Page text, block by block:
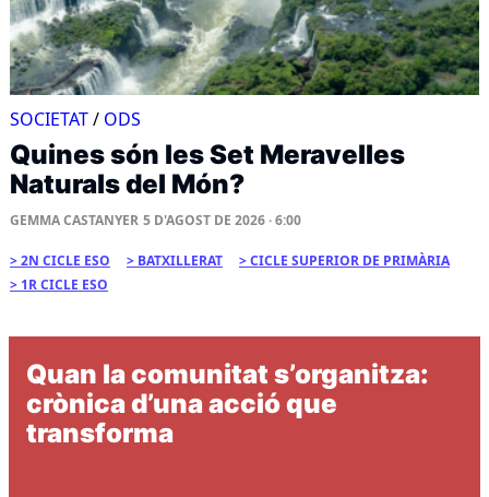
SOCIETAT/ ODS
Quines són les Set Meravelles
Naturals del Món?
GEMMA CASTANYER 5 D'AGOST DE 2026 · 6:00
2N CICLE ESO BATXILLERAT
CICLE SUPERIOR DE PRIMÀRIA
1R CICLE ESO
Quan la comunitat s’organitza:
crònica d’una acció que
transforma